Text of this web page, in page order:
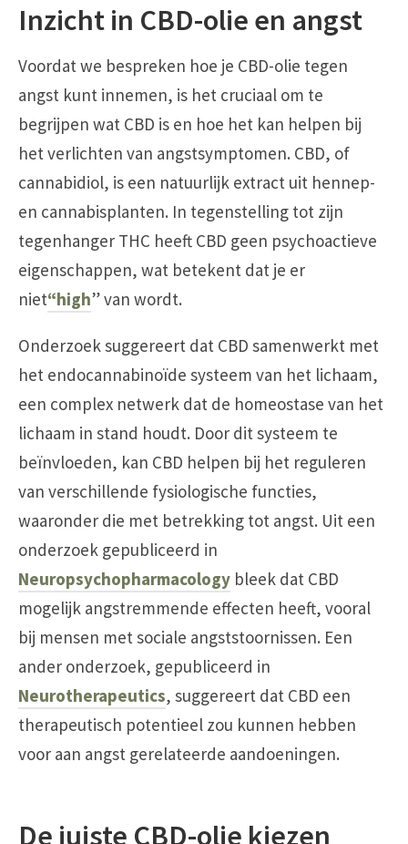
Inzicht in CBD-olie en angst
Voordat we bespreken hoe je CBD-olie tegen
angst kunt innemen, is het cruciaal om te
begrijpen wat CBD is en hoe het kan helpen bij
het verlichten van angstsymptomen. CBD, of
cannabidiol, is een natuurlijk extract uit hennep-
en cannabisplanten. In tegenstelling tot zijn
tegenhanger THC heeft CBD geen psychoactieve
eigenschappen, wat betekent dat je er
niet“high” van wordt.
Onderzoek suggereert dat CBD samenwerkt met
het endocannabinoïde systeem van het lichaam,
een complex netwerk dat de homeostase van het
lichaam in stand houdt. Door dit systeem te
beïnvloeden, kan CBD helpen bij het reguleren
van verschillende fysiologische functies,
waaronder die met betrekking tot angst. Uit een
onderzoek gepubliceerd in
Neuropsychopharmacology bleek dat CBD
mogelijk angstremmende effecten heeft, vooral
bij mensen met sociale angststoornissen. Een
ander onderzoek, gepubliceerd in
Neurotherapeutics, suggereert dat CBD een
therapeutisch potentieel zou kunnen hebben
voor aan angst gerelateerde aandoeningen.
De juiste CBD-olie kiezen